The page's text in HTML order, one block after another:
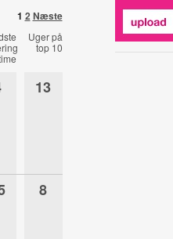
1 2 Næste
Uger på
top 10
13
8